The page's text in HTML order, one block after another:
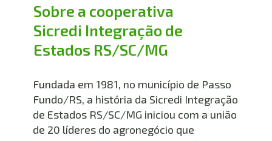
Sobre a cooperativa
Sicredi Integração de
Estados RS/SC/MG
Fundada em 1981, no município de Passo
Fundo/RS, a história da Sicredi Integração
de Estados RS/SC/MG iniciou com a união
de 20 líderes do agronegócio que